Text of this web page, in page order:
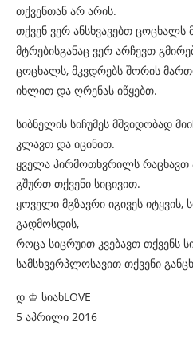
თქვენთან არ არის.
თქვენ ვერ ანსხვავებთ ცოცხალს
მტრებისგანაც ვერ არჩევთ
ცოცხალს, მკვდრებს შორის
იხლით და ღრენას იწყებთ.
სიბნელის სიჩუმეს მშვიდობად
კლავთ და იცინით.
ყველა პირმოთხვრილს რაცხავთ
გშურთ თქვენი სიცივით.
ყოველი მგზავრი იგივეს
გადმოსდის,
როცა სიცრუით კვებავთ თქვენს
სამსხვერპლოსავით თქვენი
დ ♔ სიახLOVE
5 აპრილი 2016